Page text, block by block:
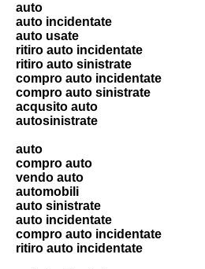
auto
auto incidentate
auto usate
ritiro auto incidentate
ritiro auto sinistrate
compro auto incidentate
compro auto sinistrate
acqusito auto
autosinistrate
auto
compro auto
vendo auto
automobili
auto sinistrate
auto incidentate
compro auto incidentate
ritiro auto incidentate